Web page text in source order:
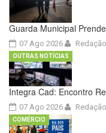
Guarda Municipal
07 Ago 2026 Redação
Integra Cad: Encontro
07 Ago 2026
OUTRAS NOTÍCIAS
Redação
COMÉRCIO